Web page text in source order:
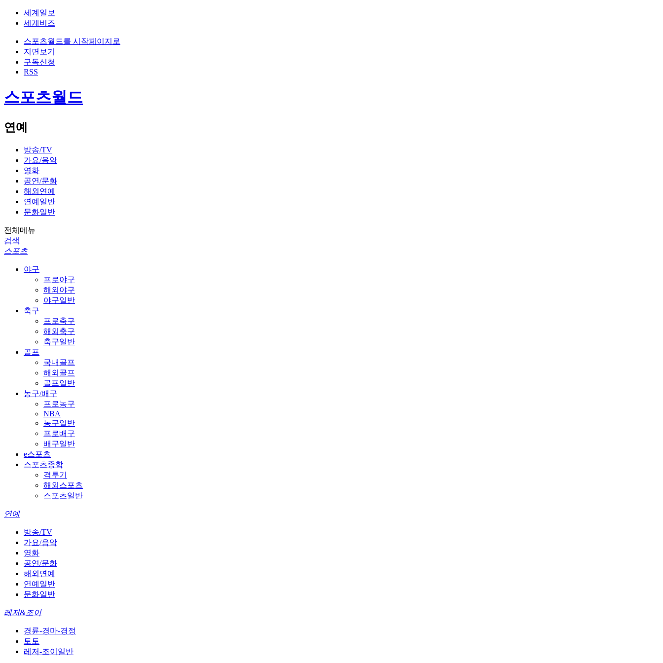
세계일보
세계비즈
스포츠월드를 시작페이지로
지면보기
구독신청
RSS
스포츠월드
연예
방송/TV
가요/음악
영화
공연/문화
해외연예
연예일반
문화일반
전체메뉴
검색
스포츠
야구
프로야구
해외야구
야구일반
축구
프로축구
해외축구
축구일반
골프
국내골프
해외골프
골프일반
농구/배구
프로농구
NBA
농구일반
프로배구
배구일반
e스포츠
스포츠종합
격투기
해외스포츠
스포츠일반
연예
방송/TV
가요/음악
영화
공연/문화
해외연예
연예일반
문화일반
레저&조이
경륜-경마-경정
토토
레저-조이일반